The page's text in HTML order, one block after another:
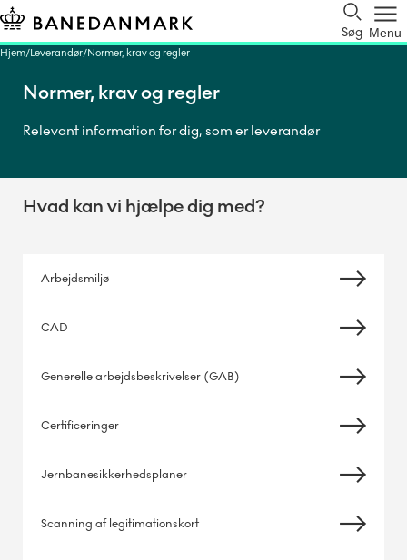
Søg Menu
Hjem Leverandør Normer, krav og regler
Normer, krav og regler
Relevant information for dig, som er leverandør
Hvad kan vi hjælpe dig med?
Arbejdsmiljø
CAD
Generelle arbejdsbeskrivelser (GAB)
Certificeringer
Jernbanesikkerhedsplaner
Scanning af legitimationskort